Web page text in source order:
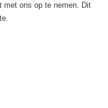
met ons op te nemen. Dit